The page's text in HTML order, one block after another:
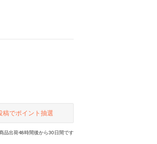
稿でポイント抽選
品出荷48時間後から30日間です